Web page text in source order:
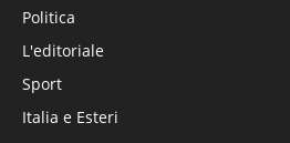
Politica
L'editoriale
Sport
Italia e Esteri